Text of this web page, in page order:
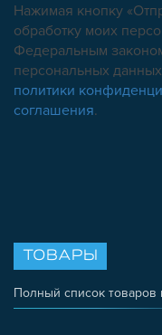
Нажимая кнопку
обработку моих
Федеральным
персональных
политики
соглашения.
ТОВАРЫ
Полный список товаров